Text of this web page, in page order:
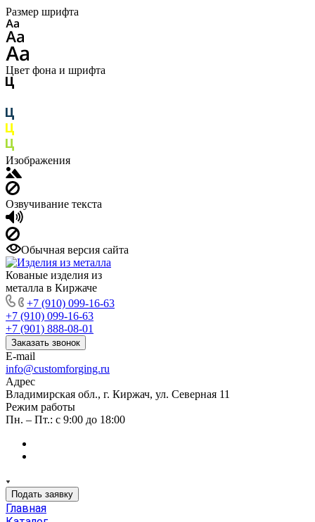
Размер шрифта
Цвет фона и шрифта
Изображения
Озвучивание текста
Обычная версия сайта
Кованые изделия из
металла в Киржаче
+7 (910) 099-16-63
+7 (910) 099-16-63
+7 (901) 888-08-01
Заказать звонок
E-mail
info@customforging.ru
Адрес
Владимирская обл., г. Киржач, ул. Северная 11
Режим работы
Пн. – Пт.: с 9:00 до 18:00
Подать заявку
Главная